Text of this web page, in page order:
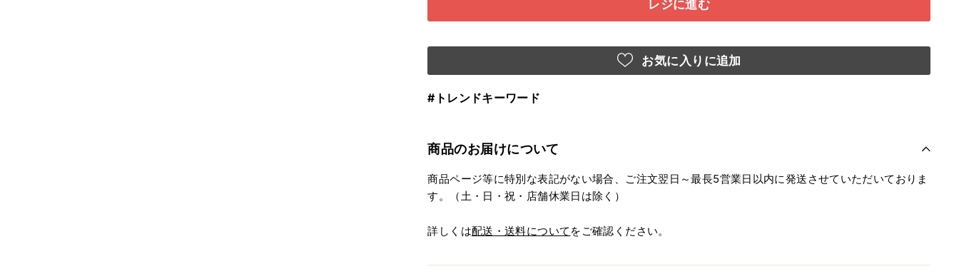
レジに進む
お気に入りに追加
#トレンドキーワード
商品のお届けについて
商品ページ等に特別な表記がない場合、ご注文翌日～最長5営業日以内に発送させていただいておりま
す。（土・日・祝・店舗休業日は除く）
詳しくは配送・送料について をご確認ください。